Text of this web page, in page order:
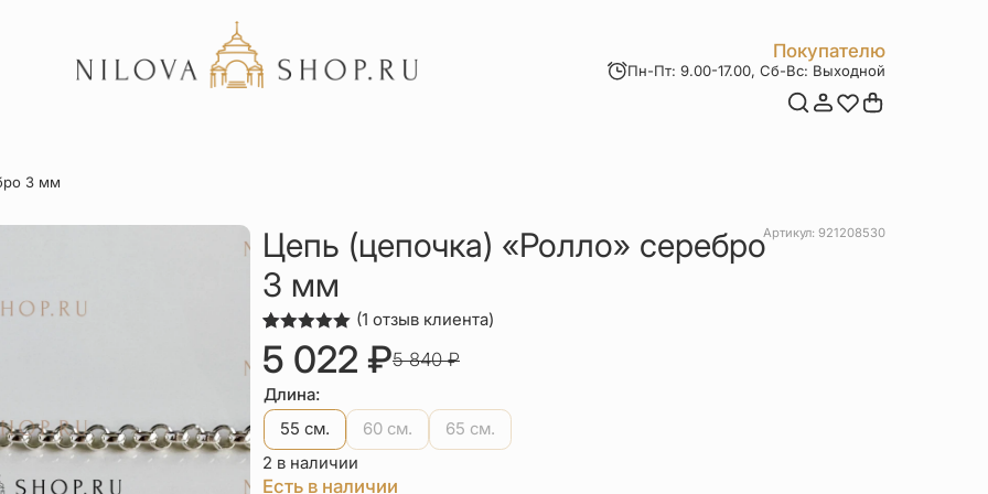
Покупателю
Акции
Пн-Пт: 9.00-17.00, Сб-Вс: Выходной
Статьи
3 мм
Цепь (цепочка) «Ролло» серебро
3 мм
Артикул: 921208530
Рейтинг
5.00 из 5
на основе
опроса
1
пользователя
(1 отзыв клиента)
5 840₽
цена
5 022 ₽
цена:
Длина:
55 см.
60 см.
65 см.
2 в наличии
Есть в наличии